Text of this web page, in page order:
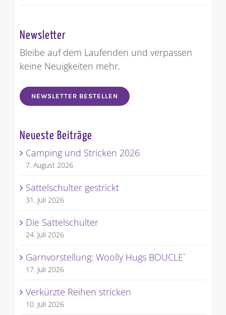
Newsletter
Bleibe auf dem Laufenden und verpassen
keine Neuigkeiten mehr.
NEWSLETTER BESTELLEN
Neueste Beiträge
Camping und Stricken 2026
7. August 2026
Sattelschulter gestrickt
31. Juli 2026
Die Sattelschulter
24. Juli 2026
Garnvorstellung: Woolly Hugs BOUCLE`
17. Juli 2026
Verkürzte Reihen stricken
10. Juli 2026